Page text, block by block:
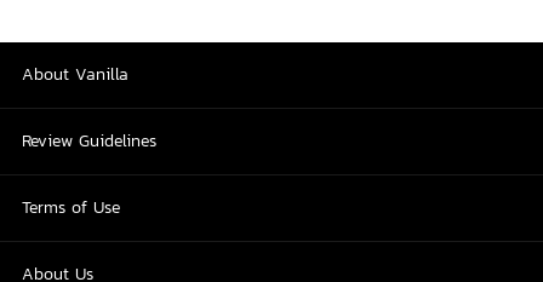
About Vanilla
Review Guidelines
Terms of Use
About Us